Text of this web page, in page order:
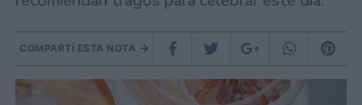
COMPARTÍ ESTA NOTA